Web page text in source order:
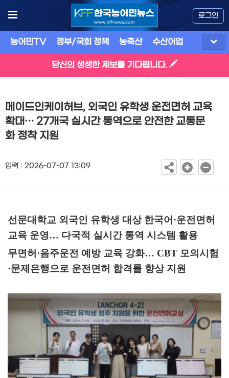
로그인
농어민TV 정부/국회 정책 농축산 수산어업
당신의 생생한 제보를 기다립니다.
메이드인케이허브, 외국인 유학생 운전면허 교육
확대… 27개국 실시간 통역으로 안전한 교통문
화 정착 지원
입력 : 2026-07-07 13:09
선문대학교 외국인 유학생 대상 한국어 ·운전면허
교육 운영… 다국적 실시간 통역 시스템 활용
무면허 ·음주운전 예방 교육 강화… CBT 모의시험
·문제은행으로 운전면허 합격률 향상 지원